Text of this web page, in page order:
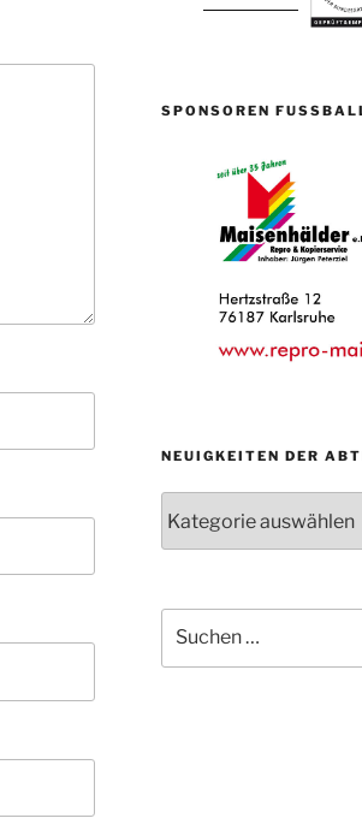
SPONSOREN FUSSBALL
NEUIGKEITEN DER
der
Abteilungen
nach: